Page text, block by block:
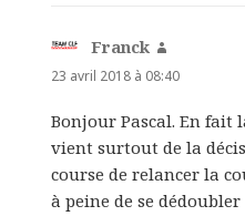
Franck
23 avril 2018 à 08:40
Bonjour Pascal. En fait
vient surtout de la
course de relancer la
à peine de se